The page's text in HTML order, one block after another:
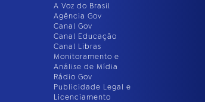
A Voz do Brasil
Agência Gov
Canal Gov
Canal Educação
Canal Libras
Monitoramento e
Análise de Mídia
Rádio Gov
Publicidade Legal e
Licenciamento